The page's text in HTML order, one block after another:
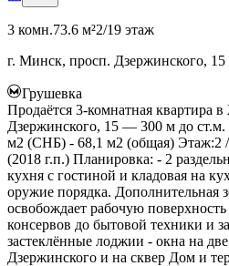
3 комн.73.6 м²2/19 этаж
г. Минск, просп. Дзержинского, 15
Грушевка
Продаётся 3-комнатная квартира
Дзержинского, 15 — 300 м до
м2 (СНБ) - 68,1 м2 (общая) Этаж:2 /
(2018 г.п.) Планировка: - 2
кухня с гостиной и кладовая на
оружие порядка. Дополнительная
освобождает рабочую
консервов до бытовой техники и
застеклённые лоджии - окна на
Дзержинского и на сквер Дом и